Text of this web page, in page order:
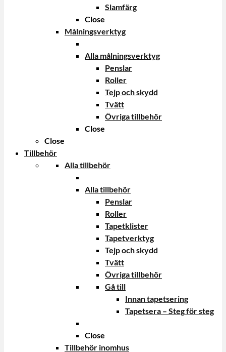
Slamfärg
Close
Målningsverktyg
Alla målningsverktyg
Penslar
Roller
Tejp och skydd
Tvätt
Övriga tillbehör
Close
Close
Tillbehör
Alla tillbehör
Alla tillbehör
Penslar
Roller
Tapetklister
Tapetverktyg
Tejp och skydd
Tvätt
Övriga tillbehör
Gå till
Innan tapetsering
Tapetsera – Steg för steg
Close
Tillbehör inomhus